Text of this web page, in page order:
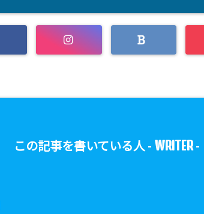
この記事を書いている人 - WRITER-